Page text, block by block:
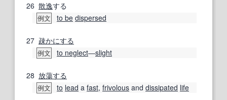
26 散逸する
例文 to be dispersed
27 疎かにする
例文 to neglect―slight
28 放蕩する
例文 to lead a fast, frivolous and dissipated life